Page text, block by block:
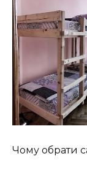
Чому обрати